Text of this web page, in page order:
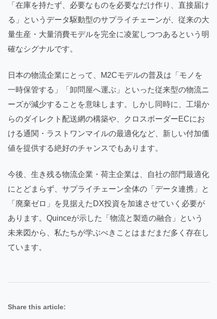
「在庫を持たず、必要なものを必要なだけ作り、直接届け
る」というデータ駆動型のサプライチェーンが、従来の大
量生産・大量消費モデルを完全に凌駕しつつあるという明
確なシグナルです。
日本の物流企業にとって、M2Cモデルの普及は「モノを
一時保管する」「卸問屋へ運ぶ」といった従来型の物流ニ
ーズが減少することを意味します。しかし同時に、工場か
らのダイレクト配送網の構築や、クロスボーダーECにお
ける通関・ラストワンマイルの最適化など、新しい付加価
値を提供する絶好のチャンスでもあります。
今後、生き残る物流企業・荷主企業は、自社の部門最適化
にとどまらず、サプライチェーン全体の「データ連携」と
「廃棄ゼロ」を見据えたDX投資を加速させていく必要が
あります。Quinceが示した「物流と製造の融合」という
未来図から、私たちが学ぶべきことはまだまだ多く存在し
ています。
Share this article: